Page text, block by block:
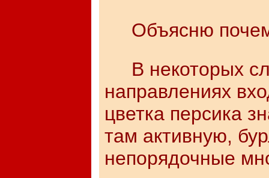
Объясню
В некоторых
направлениях
цветка персика
там активную,
непорядочные